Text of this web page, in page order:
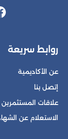
روابط سريعة
عن الأكاديمية
إتصل بنا
علاقات المستثمرين
الاستعلام عن